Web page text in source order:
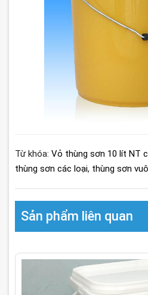
Từ khóa: Vỏ thùng sơn 10 lít NT
thùng sơn các loại, thùng sơn
Sản phẩm liên quan